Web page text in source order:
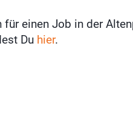
für einen Job in der
Du hier.